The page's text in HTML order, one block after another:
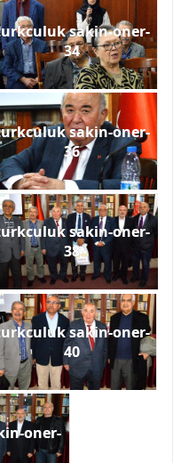
sakin-oner-
34
sakin-oner-
36
sakin-oner-
38
sakin-oner-
40
oner-